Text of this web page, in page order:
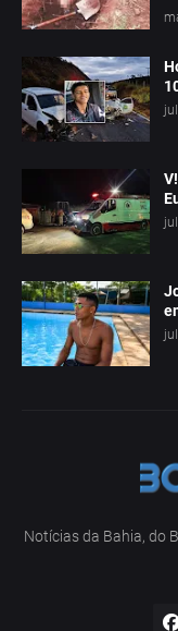
Notícias da Bahia, do